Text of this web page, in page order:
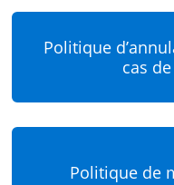
Politique
cas
Politique de